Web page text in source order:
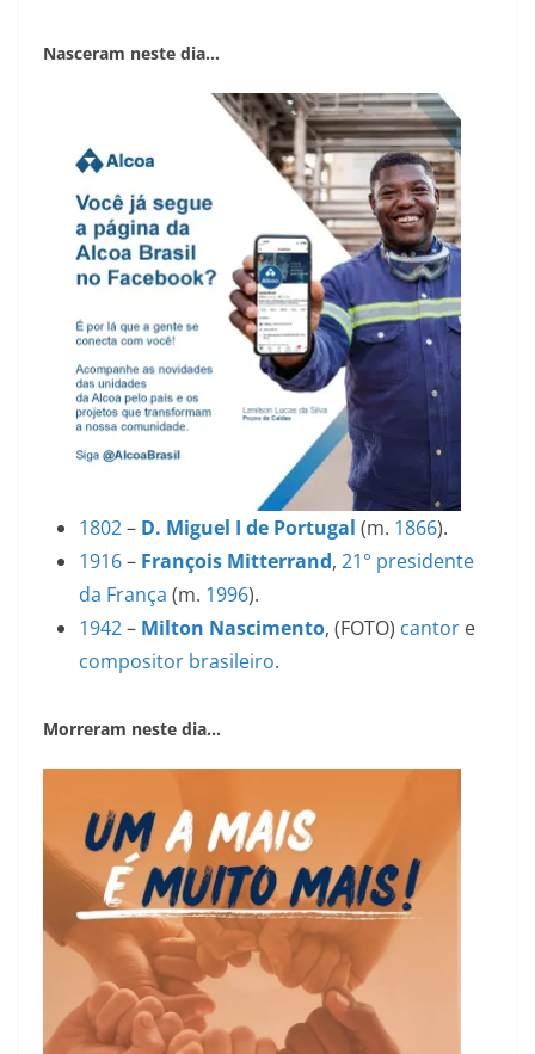
Nasceram neste dia…
1802– D. Miguel I de Portugal (m. 1866).
1916– François Mitterrand, 21° presidente
da França (m. 1996).
1942– Milton Nascimento, (FOTO) cantor e
compositor brasileiro.
Morreram neste dia…